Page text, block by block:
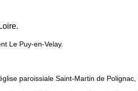
Le Puy-en-Velay.
paroissiale Saint-Martin de Polignac,